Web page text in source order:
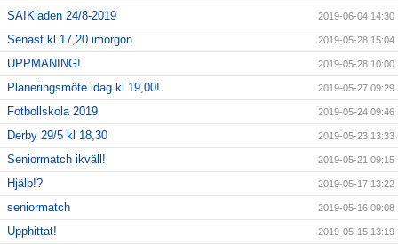
SAIKiaden 24/8-2019 2019-06-04 14:30
Senast kl 17,20 imorgon 2019-05-28 15:04
UPPMANING! 2019-05-28 10:00
Planeringsmöte idag kl 19,00! 2019-05-27 09:29
Fotbollskola 2019 2019-05-24 09:46
Derby 29/5 kl 18,30 2019-05-23 13:33
Seniormatch ikväll! 2019-05-21 09:15
Hjälp!? 2019-05-17 13:22
seniormatch 2019-05-16 09:08
Upphittat! 2019-05-15 13:19